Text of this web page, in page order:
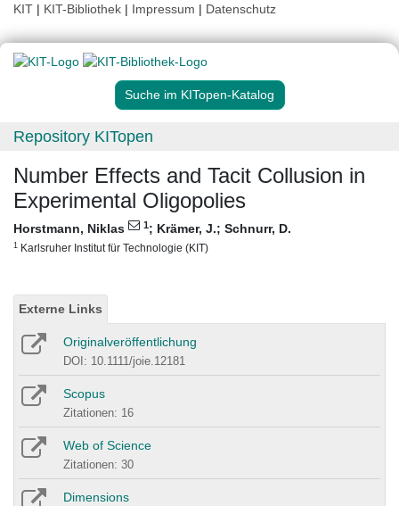
KIT | KIT-Bibliothek | Impressum | Datenschutz
Suche im KITopen-Katalog
Repository KITopen
Number Effects and Tacit Collusion in
Experimental Oligopolies
Horstmann, Niklas 1; Krämer, J.; Schnurr, D.
1 Karlsruher Institut für Technologie (KIT)
Externe Links
Originalveröffentlichung
DOI: 10.1111/joie.12181
Scopus
Zitationen: 16
Web of Science
Zitationen: 30
Dimensions